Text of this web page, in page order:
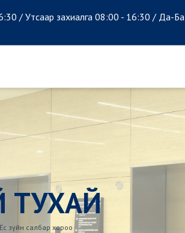
/ Утсаар захиалга 08:00 - 16:30 / Да-Ба
ТУХАЙ
Ёс зүйн салбар хороо